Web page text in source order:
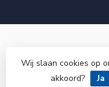
©
Wij slaan cookies op
akkoord?
Ja